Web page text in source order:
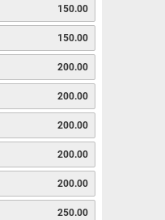
150.00
150.00
200.00
200.00
200.00
200.00
200.00
250.00